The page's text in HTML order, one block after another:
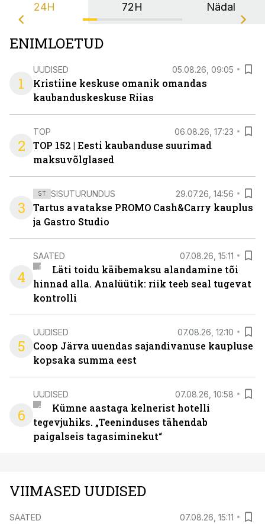
24H 72H Nädal
ENIMLOETUD
1
UUDISED 05.08.26, 09:05
Kristiine keskuse omanik omandas
kaubanduskeskuse Riias
2
TOP 06.08.26, 17:23
TOP 152 | Eesti kaubanduse suurimad
maksuvõlglased
3
ST SISUTURUNDUS 29.07.26, 14:56
Tartus avatakse PROMO Cash&Carry kauplus
ja Gastro Studio
4
SAATED 07.08.26, 15:11
Läti toidu käibemaksu alandamine tõi
hinnad alla. Analüütik: riik teeb seal tugevat
kontrolli
5
UUDISED 07.08.26, 12:10
Coop Järva uuendas sajandivanuse kaupluse
kopsaka summa eest
6
UUDISED 07.08.26, 10:58
Kümne aastaga kelnerist hotelli
tegevjuhiks. „Teeninduses tähendab
paigalseis tagasiminekut“
VIIMASED UUDISED
SAATED 07.08.26, 15:11